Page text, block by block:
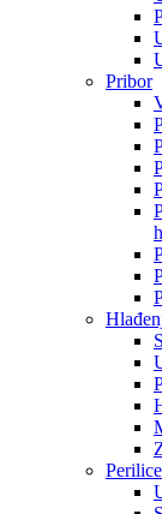
Pribor